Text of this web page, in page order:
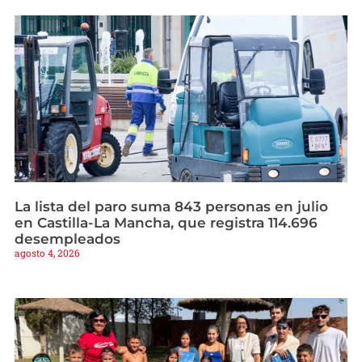
La lista del paro suma 843 personas en julio
en Castilla-La Mancha, que registra 114.696
desempleados
agosto 4, 2026